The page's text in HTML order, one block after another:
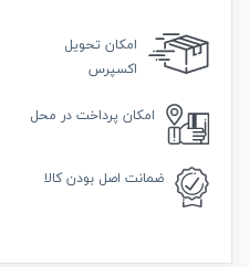
امکان تحویل
اکسپرس
امکان پرداخت در محل
ضمانت اصل بودن کالا